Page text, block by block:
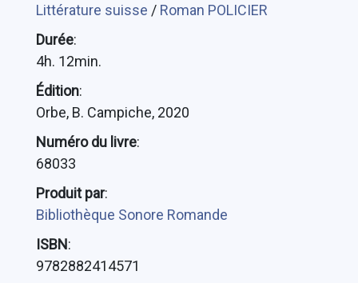
Littérature suisse / Roman POLICIER
Durée:
4h. 12min.
Édition:
Orbe, B. Campiche, 2020
Numéro du livre:
68033
Produit par:
Bibliothèque Sonore Romande
ISBN:
9782882414571